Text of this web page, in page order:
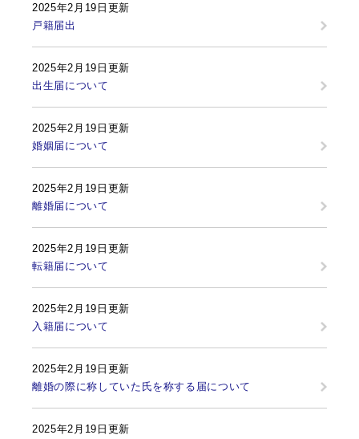
2025年2月19日更新
戸籍届出
2025年2月19日更新
出生届について
2025年2月19日更新
婚姻届について
2025年2月19日更新
離婚届について
2025年2月19日更新
転籍届について
2025年2月19日更新
入籍届について
2025年2月19日更新
離婚の際に称していた氏を称する届について
2025年2月19日更新